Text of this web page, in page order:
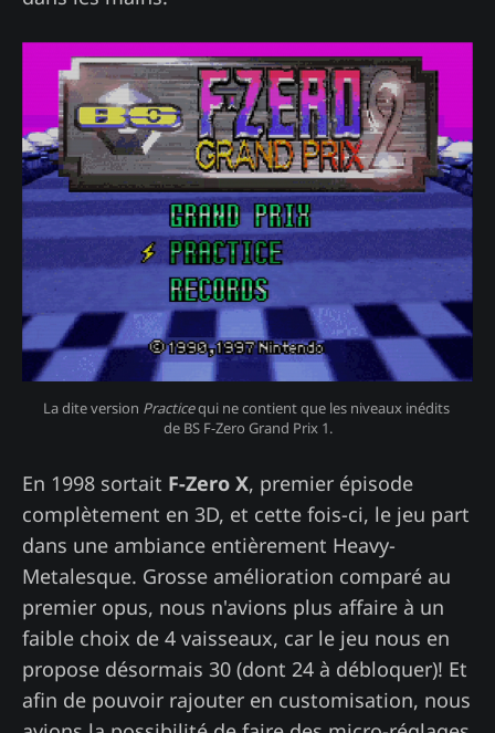
La dite version Practice qui ne contient que les niveaux inédits
de BS F-Zero Grand Prix 1.
En 1998 sortait F-Zero X, premier épisode
complètement en 3D, et cette fois-ci, le jeu part
dans une ambiance entièrement Heavy-
Metalesque. Grosse amélioration comparé au
premier opus, nous n'avions plus affaire à un
faible choix de 4 vaisseaux, car le jeu nous en
propose désormais 30 (dont 24 à débloquer)! Et
afin de pouvoir rajouter en customisation, nous